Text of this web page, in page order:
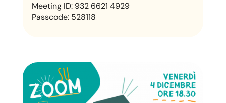
Meeting ID: 932 6621 4929
Passcode: 528118